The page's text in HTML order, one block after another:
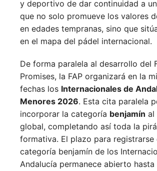
y deportivo de dar continuidad a
que no solo promueve los valores
en edades tempranas, sino que
en el mapa del pádel internacional.
De forma paralela al desarrollo del
Promises, la FAP organizará en la
fechas los Internacionales de
Menores 2026. Esta cita paralela
incorporar la categoría benjamín al
global, completando así toda la
formativa. El plazo para registrarse
categoría benjamín de los
Andalucía permanece abierto hasta